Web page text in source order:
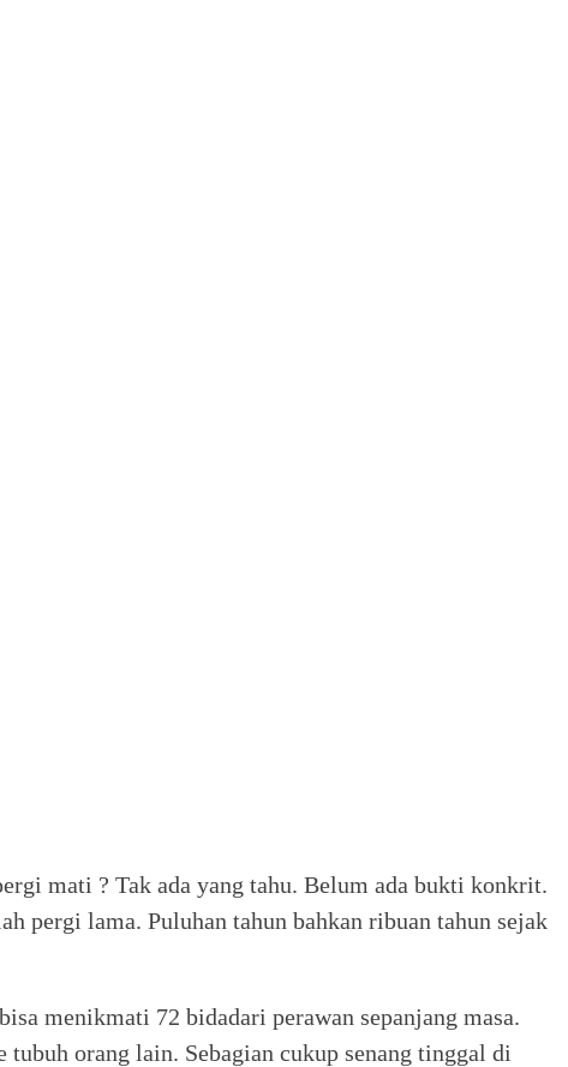
mati ? Tak ada yang tahu. Belum ada bukti konkrit.
pergi lama. Puluhan tahun bahkan ribuan tahun sejak
menikmati 72 bidadari perawan sepanjang masa.
orang lain. Sebagian cukup senang tinggal di